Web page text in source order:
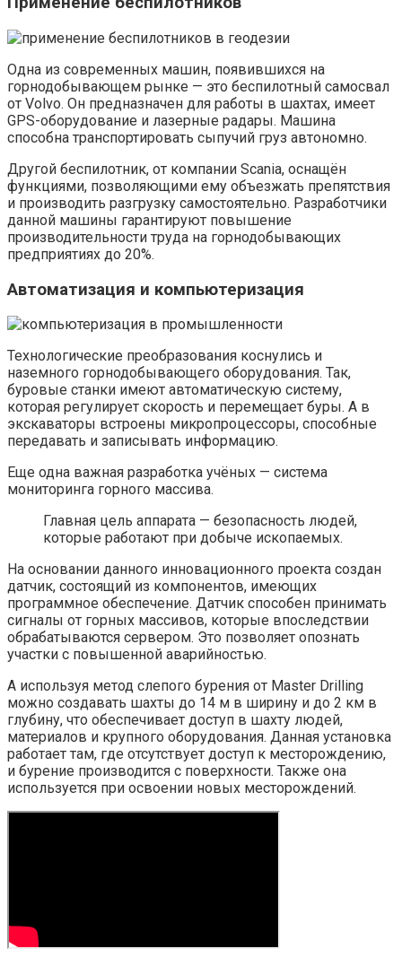
Одна из современных машин, появившихся на
горнодобывающем рынке — это беспилотный самосвал
от Volvo. Он предназначен для работы в шахтах, имеет
GPS-оборудование и лазерные радары. Машина
способна транспортировать сыпучий груз автономно.
Другой беспилотник, от компании Scania, оснащён
функциями, позволяющими ему объезжать препятствия
и производить разгрузку самостоятельно. Разработчики
данной машины гарантируют повышение
производительности труда на горнодобывающих
предприятиях до 20%.
Автоматизация и компьютеризация
Технологические преобразования коснулись и
наземного горнодобывающего оборудования. Так,
буровые станки имеют автоматическую систему,
которая регулирует скорость и перемещает буры. А в
экскаваторы встроены микропроцессоры, способные
передавать и записывать информацию.
Еще одна важная разработка учёных — система
мониторинга горного массива.
Главная цель аппарата — безопасность людей,
которые работают при добыче ископаемых.
На основании данного инновационного проекта создан
датчик, состоящий из компонентов, имеющих
программное обеспечение. Датчик способен принимать
сигналы от горных массивов, которые впоследствии
обрабатываются сервером. Это позволяет опознать
участки с повышенной аварийностью.
А используя метод слепого бурения от Master Drilling
можно создавать шахты до 14 м в ширину и до 2 км в
глубину, что обеспечивает доступ в шахту людей,
материалов и крупного оборудования. Данная установка
работает там, где отсутствует доступ к месторождению,
и бурение производится с поверхности. Также она
используется при освоении новых месторождений.